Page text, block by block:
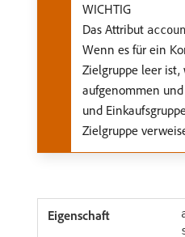
WICHTIG
Das Attribut
Wenn es für ein
Zielgruppe leer
aufgenommen
und
Zielgruppe